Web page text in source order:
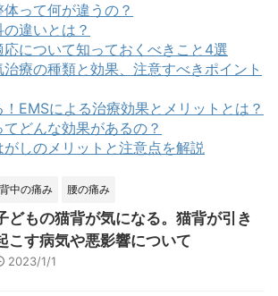
って何が違うの？
違いとは？
について知っておくべきこと4選
療の種類と効果、注意すべきポイント
EMSによる治療効果とメリットとは？
どんな効果があるの？
しのメリットと注意点を解説
背中の痛み 腰の痛み
どもの猫背が気になる。猫背が引き
こす病気や悪影響について
2023/1/1